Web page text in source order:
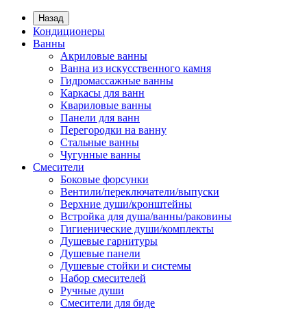
Назад
Кондиционеры
Ванны
Акриловые ванны
Ванна из искусственного камня
Гидромассажные ванны
Каркасы для ванн
Квариловые ванны
Панели для ванн
Перегородки на ванну
Стальные ванны
Чугунные ванны
Смесители
Боковые форсунки
Вентили/переключатели/выпуски
Верхние души/кронштейны
Встройка для душа/ванны/раковины
Гигиенические души/комплекты
Душевые гарнитуры
Душевые панели
Душевые стойки и системы
Набор смесителей
Ручные души
Смесители для биде